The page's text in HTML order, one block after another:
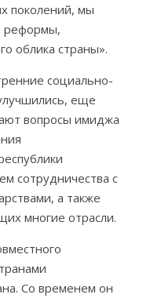
поколений, мы
реформы,
облика страны».
социально-
еще
вопросы имиджа
сотрудничества с
а также
многие отрасли.
Со временем он